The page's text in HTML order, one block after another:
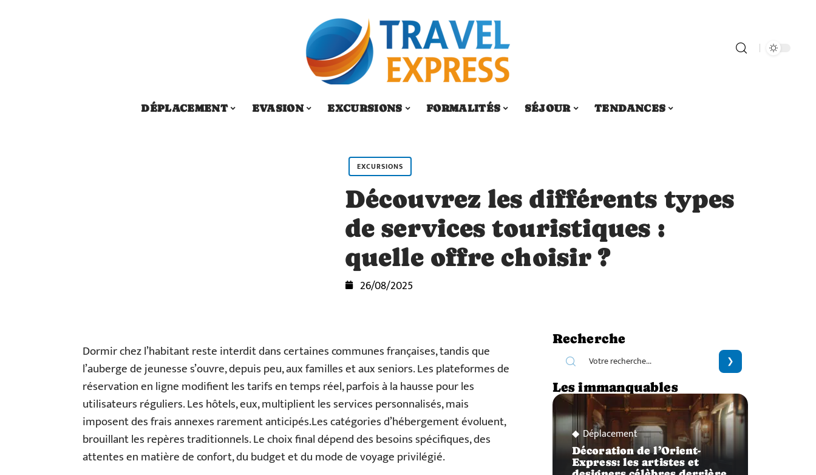
DÉPLACEMENT EVASION EXCURSIONS FORMALITÉS SÉJOUR TENDANCES
EXCURSIONS
Découvrez les différents types
de services touristiques :
quelle offre choisir ?
26/08/2025
Dormir chez l’habitant reste interdit dans certaines communes françaises, tandis que
l’auberge de jeunesse s’ouvre, depuis peu, aux familles et aux seniors. Les plateformes de
réservation en ligne modifient les tarifs en temps réel, parfois à la hausse pour les
utilisateurs réguliers. Les hôtels, eux, multiplient les services personnalisés, mais
imposent des frais annexes rarement anticipés.Les catégories d’hébergement évoluent,
brouillant les repères traditionnels. Le choix final dépend des besoins spécifiques, des
attentes en matière de confort, du budget et du mode de voyage privilégié.
Recherche
Les immanquables
Déplacement
Décoration de l’Orient-
Express: les artistes et